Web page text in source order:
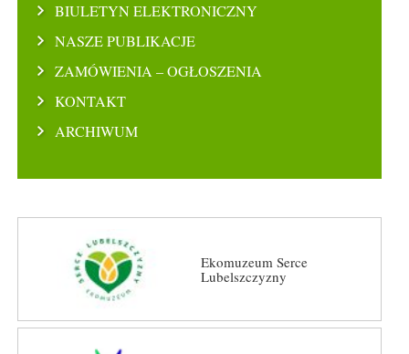
BIULETYN ELEKTRONICZNY
NASZE PUBLIKACJE
ZAMÓWIENIA – OGŁOSZENIA
KONTAKT
ARCHIWUM
Ekomuzeum Serce
Lubelszczyzny